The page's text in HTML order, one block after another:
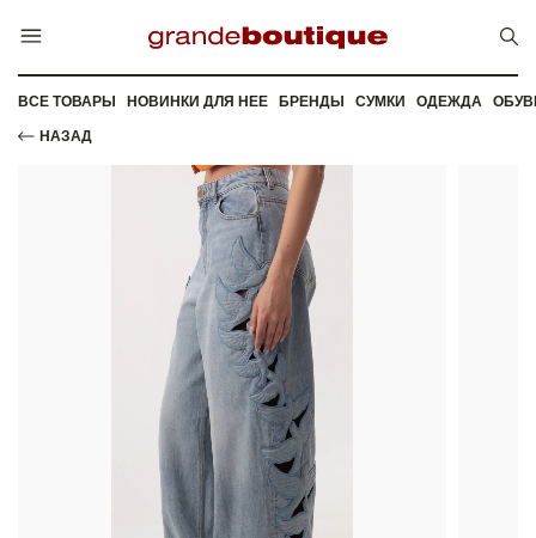
ВСЕ ТОВАРЫ НОВИНКИ ДЛЯ НЕЕ БРЕНДЫ СУМКИ ОДЕЖДА
НАЗАД